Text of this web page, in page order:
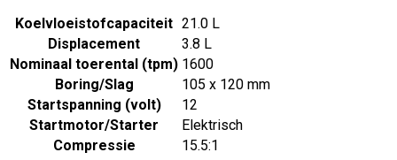
Koelvloeistofcapaciteit 21.0 L
Displacement
3.8 L
Nominaal toerental (tpm) 1600
Boring/Slag
105 x 120 mm
Startspanning (volt)
12
Startmotor/Starter
Elektrisch
Compressie
15.5:1